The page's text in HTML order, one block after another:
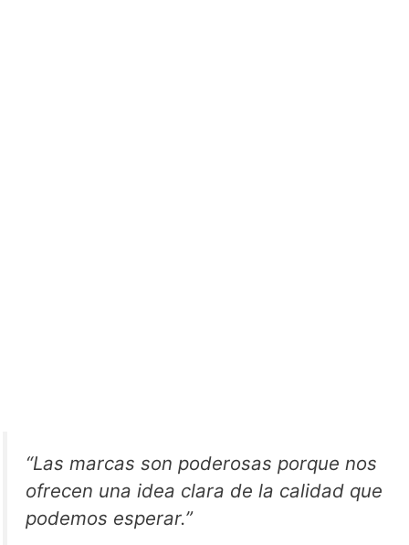
“Las marcas son poderosas porque nos
ofrecen una idea clara de la calidad que
podemos esperar.”